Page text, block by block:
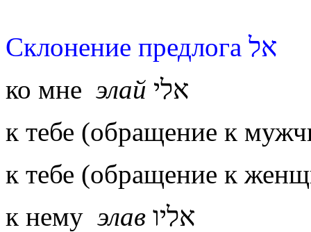
Склонение предлога אל
ко мне элай אלי
к тебе (обращение к
к тебе (обращение к
к нему элав אליו